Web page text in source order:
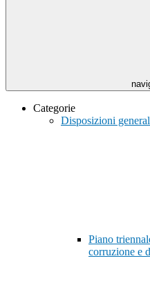
Categorie
Disposizioni
Piano
corruzione e